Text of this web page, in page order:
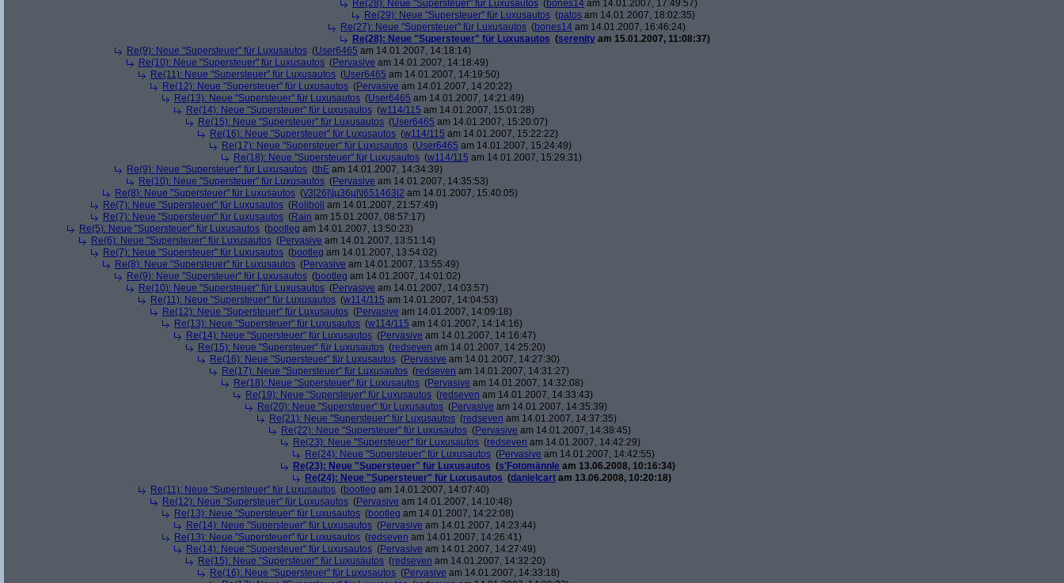
Re(28): Neue "Supersteuer" für Luxusautos (bones14 am 14.01.2007, 17:49:57)
Re(29): Neue "Supersteuer" für Luxusautos (patos am 14.01.2007, 18:02:35)
Re(27): Neue "Supersteuer" für Luxusautos (bones14 am 14.01.2007, 16:46:24)
Re(28): Neue "Supersteuer" für Luxusautos (serenity am 15.01.2007, 11:08:37)
Re(9): Neue "Supersteuer" für Luxusautos (User6465 am 14.01.2007, 14:18:14)
Re(10): Neue "Supersteuer" für Luxusautos (Pervasive am 14.01.2007, 14:18:49)
Re(11): Neue "Supersteuer" für Luxusautos (User6465 am 14.01.2007, 14:19:50)
Re(12): Neue "Supersteuer" für Luxusautos (Pervasive am 14.01.2007, 14:20:22)
Re(13): Neue "Supersteuer" für Luxusautos (User6465 am 14.01.2007, 14:21:49)
Re(14): Neue "Supersteuer" für Luxusautos (w114/115 am 14.01.2007, 15:01:28)
Re(15): Neue "Supersteuer" für Luxusautos (User6465 am 14.01.2007, 15:20:07)
Re(16): Neue "Supersteuer" für Luxusautos (w114/115 am 14.01.2007, 15:22:22)
Re(17): Neue "Supersteuer" für Luxusautos (User6465 am 14.01.2007, 15:24:49)
Re(18): Neue "Supersteuer" für Luxusautos (w114/115 am 14.01.2007, 15:29:31)
Re(9): Neue "Supersteuer" für Luxusautos (thE am 14.01.2007, 14:34:39)
Re(10): Neue "Supersteuer" für Luxusautos (Pervasive am 14.01.2007, 14:35:53)
Re(8): Neue "Supersteuer" für Luxusautos (\/3|26|\|µ36µ|\|651463|2 am 14.01.2007, 15:40:05)
Re(7): Neue "Supersteuer" für Luxusautos (Roliboli am 14.01.2007, 21:57:49)
Re(7): Neue "Supersteuer" für Luxusautos (Rain am 15.01.2007, 08:57:17)
Re(5): Neue "Supersteuer" für Luxusautos (bootleg am 14.01.2007, 13:50:23)
Re(6): Neue "Supersteuer" für Luxusautos (Pervasive am 14.01.2007, 13:51:14)
Re(7): Neue "Supersteuer" für Luxusautos (bootleg am 14.01.2007, 13:54:02)
Re(8): Neue "Supersteuer" für Luxusautos (Pervasive am 14.01.2007, 13:55:49)
Re(9): Neue "Supersteuer" für Luxusautos (bootleg am 14.01.2007, 14:01:02)
Re(10): Neue "Supersteuer" für Luxusautos (Pervasive am 14.01.2007, 14:03:57)
Re(11): Neue "Supersteuer" für Luxusautos (w114/115 am 14.01.2007, 14:04:53)
Re(12): Neue "Supersteuer" für Luxusautos (Pervasive am 14.01.2007, 14:09:18)
Re(13): Neue "Supersteuer" für Luxusautos (w114/115 am 14.01.2007, 14:14:16)
Re(14): Neue "Supersteuer" für Luxusautos (Pervasive am 14.01.2007, 14:16:47)
Re(15): Neue "Supersteuer" für Luxusautos (redseven am 14.01.2007, 14:25:20)
Re(16): Neue "Supersteuer" für Luxusautos (Pervasive am 14.01.2007, 14:27:30)
Re(17): Neue "Supersteuer" für Luxusautos (redseven am 14.01.2007, 14:31:27)
Re(18): Neue "Supersteuer" für Luxusautos (Pervasive am 14.01.2007, 14:32:08)
Re(19): Neue "Supersteuer" für Luxusautos (redseven am 14.01.2007, 14:33:43)
Re(20): Neue "Supersteuer" für Luxusautos (Pervasive am 14.01.2007, 14:35:39)
Re(21): Neue "Supersteuer" für Luxusautos (redseven am 14.01.2007, 14:37:35)
Re(22): Neue "Supersteuer" für Luxusautos (Pervasive am 14.01.2007, 14:38:45)
Re(23): Neue "Supersteuer" für Luxusautos (redseven am 14.01.2007, 14:42:29)
Re(24): Neue "Supersteuer" für Luxusautos (Pervasive am 14.01.2007, 14:42:55)
Re(23): Neue "Supersteuer" für Luxusautos (s'Fotomännle am 13.06.2008, 10:16:34)
Re(24): Neue "Supersteuer" für Luxusautos (danielcart am 13.06.2008, 10:20:18)
Re(11): Neue "Supersteuer" für Luxusautos (bootleg am 14.01.2007, 14:07:40)
Re(12): Neue "Supersteuer" für Luxusautos (Pervasive am 14.01.2007, 14:10:48)
Re(13): Neue "Supersteuer" für Luxusautos (bootleg am 14.01.2007, 14:22:08)
Re(14): Neue "Supersteuer" für Luxusautos (Pervasive am 14.01.2007, 14:23:44)
Re(13): Neue "Supersteuer" für Luxusautos (redseven am 14.01.2007, 14:26:41)
Re(14): Neue "Supersteuer" für Luxusautos (Pervasive am 14.01.2007, 14:27:49)
Re(15): Neue "Supersteuer" für Luxusautos (redseven am 14.01.2007, 14:32:20)
Re(16): Neue "Supersteuer" für Luxusautos (Pervasive am 14.01.2007, 14:33:18)